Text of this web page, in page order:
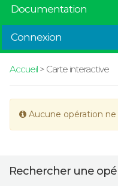
Documentation
Connexion
Accueil> Carte interactive
Aucune opération
Rechercher une